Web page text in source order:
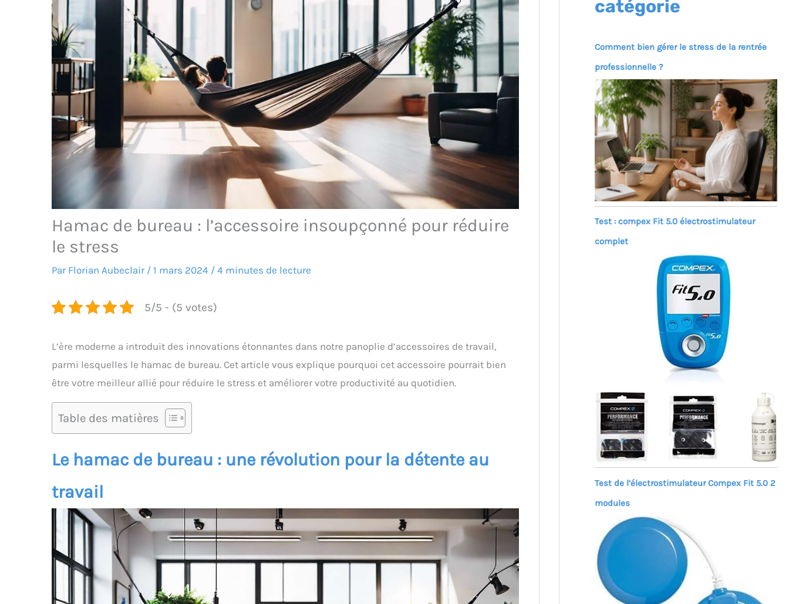
Hamac de bureau : l’accessoire insoupçonné pour réduire
le stress
Par Florian Aubeclair / 1 mars 2024 / 4 minutes de lecture
5/5 - (5 votes)
L’ère moderne a introduit des innovations étonnantes dans notre panoplie d’accessoires de travail,
parmi lesquelles le hamac de bureau. Cet article vous explique pourquoi cet accessoire pourrait bien
être votre meilleur allié pour réduire le stress et améliorer votre productivité au quotidien.
Table des matières
Le hamac de bureau : une révolution pour la détente au
travail
catégorie
Comment bien gérer le stress de la rentrée
professionnelle ?
Test : compex Fit 5.0 électrostimulateur
complet
Test de l’électrostimulateur Compex Fit 5.0 2
modules